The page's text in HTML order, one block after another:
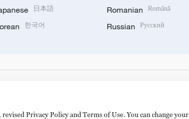
日本語
한국어
Romanian Română
Russian Русский
Privacy Policy and Terms of Use. You can change your